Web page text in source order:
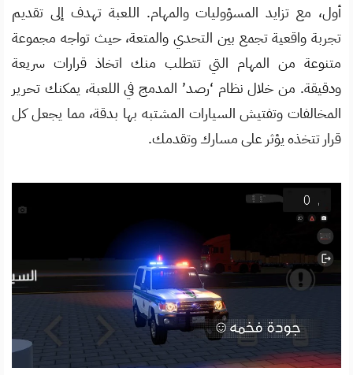
أول، مع تزايد المسؤوليات والمهام. اللعبة تهدف إلى تقديم
تجربة واقعية تجمع بين التحدي والمتعة، حيث تواجه مجموعة
متنوعة من المهام التي تتطلب منك اتخاذ قرارات سريعة
ودقيقة. من خلال نظام ‘رصد’ المدمج في اللعبة، يمكنك تحرير
المخالفات وتفتيش السيارات المشتبه بها بدقة، مما يجعل كل
قرار تتخذه يؤثر على مسارك وتقدمك.